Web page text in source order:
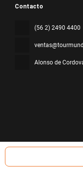
Contacto
(56 2) 2490 4400
Alonso de